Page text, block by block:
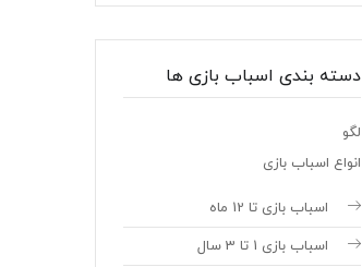
دسته بندی اسباب بازی ها
لگو
انواع اسباب بازی
اسباب بازی تا 12 ماه
اسباب بازی 1 تا 3 سال